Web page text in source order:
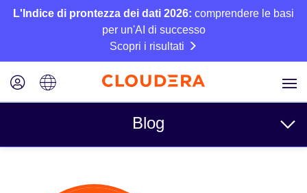
L'Indice di prontezza dei dati 2026: comprendere le basi
per un'AI di successo
Scopri i risultati
Blog